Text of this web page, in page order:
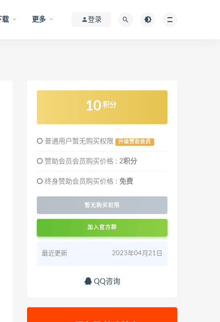
载 更多 登录
10 积分
普通用户暂无购买权限 升级赞助会员
赞助会员会员购买价格 : 2积分
终身赞助会员购买价格 : 免费
暂无购买权限
加入官方群
最近更新 2023年04月21日
QQ咨询